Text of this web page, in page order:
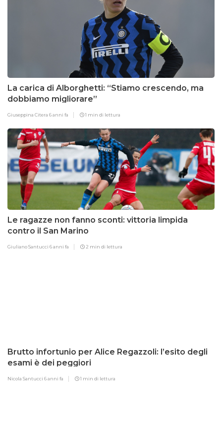
La carica di Alborghetti: “Stiamo crescendo, ma
dobbiamo migliorare”
Giuseppina Citera 6 anni fa 1 min di lettura
Le ragazze non fanno sconti: vittoria limpida
contro il San Marino
Giuliano Santucci 6 anni fa 2 min di lettura
Brutto infortunio per Alice Regazzoli: l’esito degli
esami è dei peggiori
Nicola Santucci 6 anni fa 1 min di lettura